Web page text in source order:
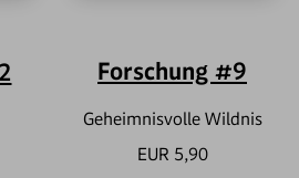
Forschung #9
Geheimnisvolle Wildnis
EUR 5,90